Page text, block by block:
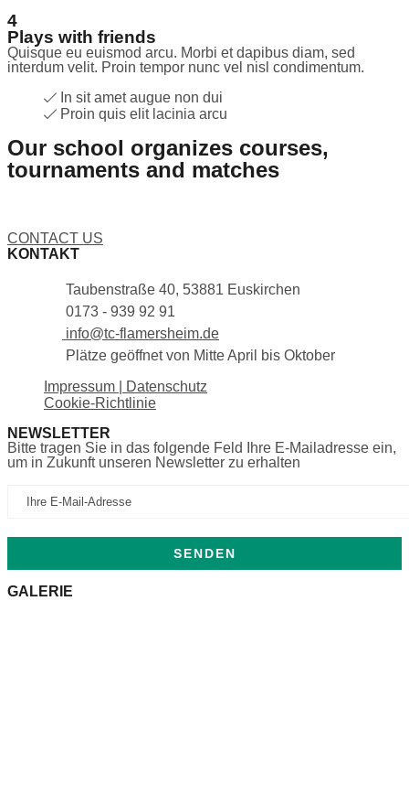
4
Plays with friends
Quisque eu euismod arcu. Morbi et dapibus diam, sed
interdum velit. Proin tempor nunc vel nisl condimentum.
In sit amet augue non dui
Proin quis elit lacinia arcu
Our school organizes courses,
tournaments and matches
CONTACT US
KONTAKT
Taubenstraße 40, 53881 Euskirchen
0173 - 939 92 91
info@tc-flamersheim.de
Plätze geöffnet von Mitte April bis Oktober
Impressum | Datenschutz
Cookie-Richtlinie
NEWSLETTER
Bitte tragen Sie in das folgende Feld Ihre E-Mailadresse ein,
um in Zukunft unseren Newsletter zu erhalten
GALERIE